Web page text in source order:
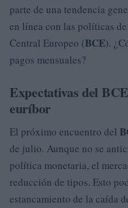
parte de una tendencia
en línea con las políticas
Central Europeo (BCE).
pagos mensuales?
Expectativas del
euríbor
El próximo encuentro del
de julio. Aunque no se
política monetaria, el
reducción de tipos. Esto
estancamiento de la caída